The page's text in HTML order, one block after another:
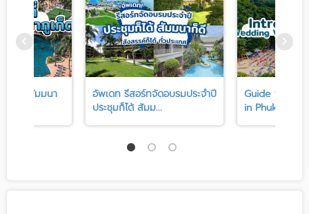
ะชุม-สัมมนา
อัพเดท รีสอร์ทจัดอบรมประจำปี
ประชุมก็ได้ สัมม...
Guide to
in Phuket